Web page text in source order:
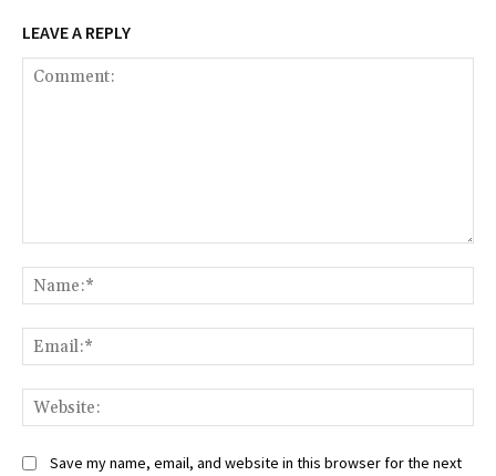
LEAVE A REPLY
Save my name, email, and website in this browser for the next